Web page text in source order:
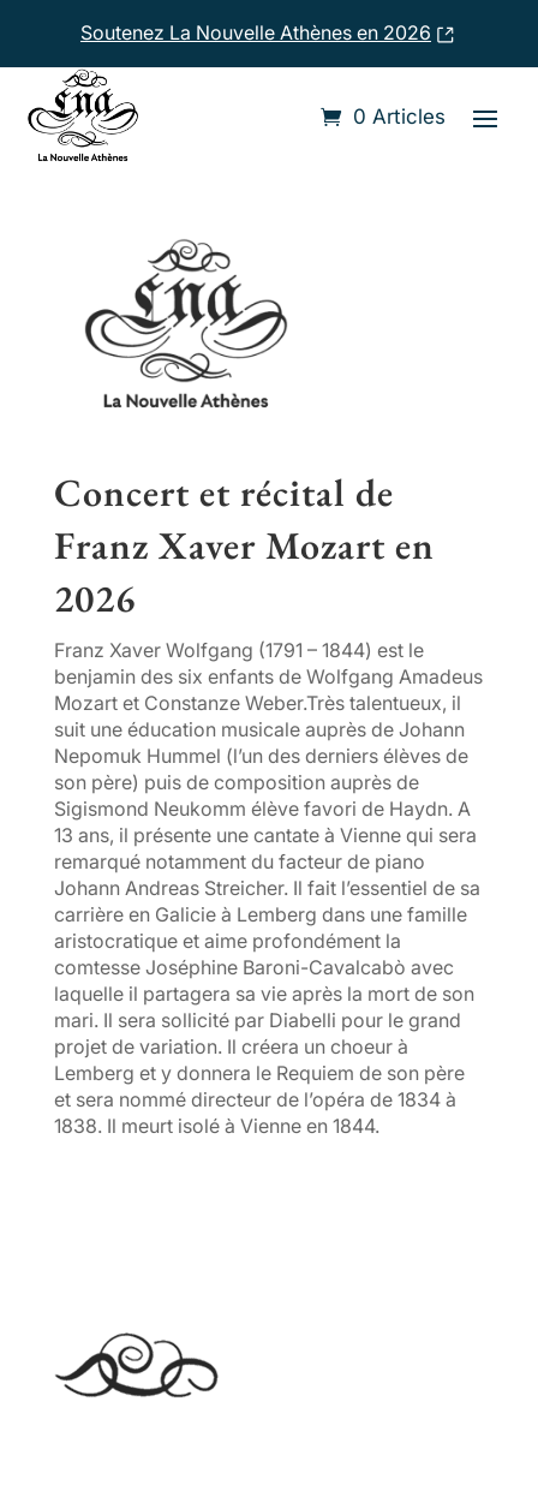
Soutenez La Nouvelle Athènes en 2026
0 Articles
Accueil
Concert et récital de
Franz Xaver Mozart en
2026
Franz Xaver Wolfgang (1791 – 1844) est le
benjamin des six enfants de Wolfgang Amadeus
Mozart et Constanze Weber.Très talentueux, il
suit une éducation musicale auprès de Johann
Nepomuk Hummel (l’un des derniers élèves de
son père) puis de composition auprès de
Sigismond Neukomm élève favori de Haydn. A
13 ans, il présente une cantate à Vienne qui sera
remarqué notamment du facteur de piano
Johann Andreas Streicher. Il fait l’essentiel de sa
carrière en Galicie à Lemberg dans une famille
aristocratique et aime profondément la
comtesse Joséphine Baroni-Cavalcabò avec
laquelle il partagera sa vie après la mort de son
mari. Il sera sollicité par Diabelli pour le grand
projet de variation. Il créera un choeur à
Lemberg et y donnera le Requiem de son père
et sera nommé directeur de l’opéra de 1834 à
1838. Il meurt isolé à Vienne en 1844.